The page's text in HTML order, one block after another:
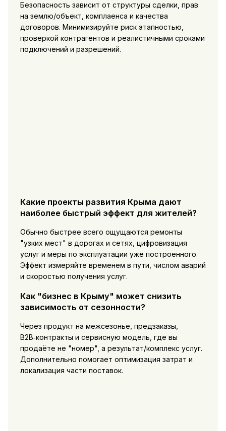
Безопасность зависит от структуры сделки, прав
на землю/объект, комплаенса и качества
договоров. Минимизируйте риск этапностью,
проверкой контрагентов и реалистичными сроками
подключений и разрешений.
Какие проекты развития Крыма дают
наиболее быстрый эффект для жителей?
Обычно быстрее всего ощущаются ремонты
"узких мест" в дорогах и сетях, цифровизация
услуг и меры по эксплуатации уже построенного.
Эффект измеряйте временем в пути, числом аварий
и скоростью получения услуг.
Как "бизнес в Крыму" может снизить
зависимость от сезонности?
Через продукт на межсезонье, предзаказы,
B2B‑контракты и сервисную модель, где вы
продаёте не "номер", а результат/комплекс услуг.
Дополнительно помогает оптимизация затрат и
локализация части поставок.